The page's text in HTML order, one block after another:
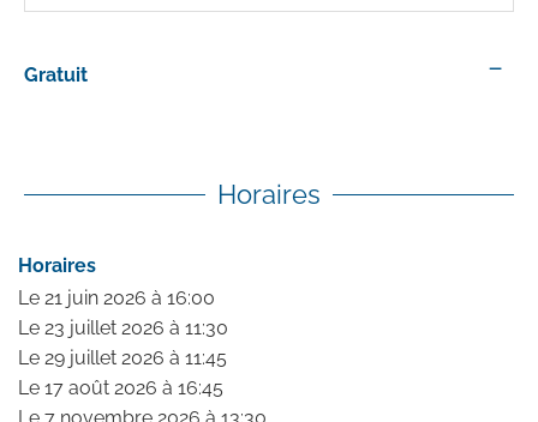
Gratuit —
Horaires
Horaires
Le 21 juin 2026 à 16:00
Le 23 juillet 2026 à 11:30
Le 29 juillet 2026 à 11:45
Le 17 août 2026 à 16:45
Le 7 novembre 2026 à 13:30